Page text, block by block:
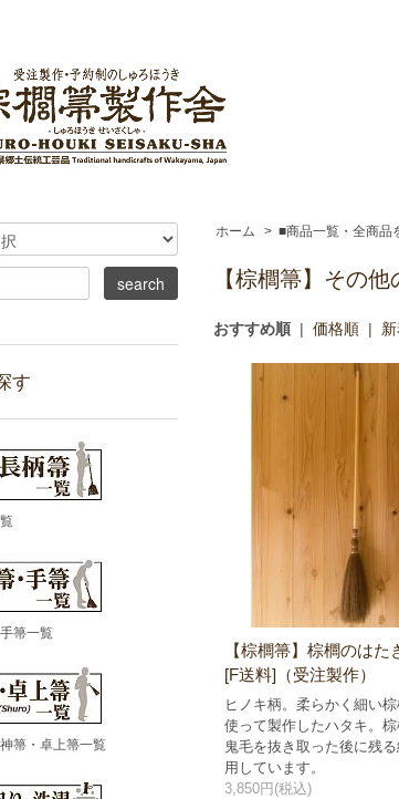
ホーム > ■商品一覧・全商品
【棕櫚箒】その他
おすすめ順| 価格順|
【棕櫚箒】棕櫚のはた
[F送料]（受注製作）
ヒノキ柄。柔らかく細い
使って製作したハタキ。
鬼毛を抜き取った後に残
用しています。
3,850円(税込)
す
箒一覧
箒・卓上箒一覧